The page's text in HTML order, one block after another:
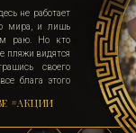
#АКЦИИ
не работает
мира, и лишь
раю. Но кто
пляжи видятся
своего
блага этого
неся статус
Помни, ад на